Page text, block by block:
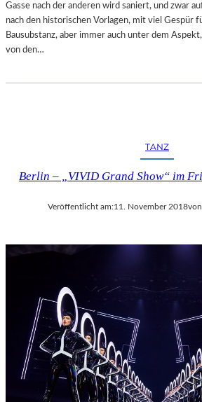
Gasse nach der anderen wird saniert, und zwar
nach den historischen Vorlagen, mit viel Gespür
Bausubstanz, aber immer auch unter dem
von den…
TANZ
Berlin – „VIVID Grand Show“ im
Veröffentlicht am:11. November 2018von